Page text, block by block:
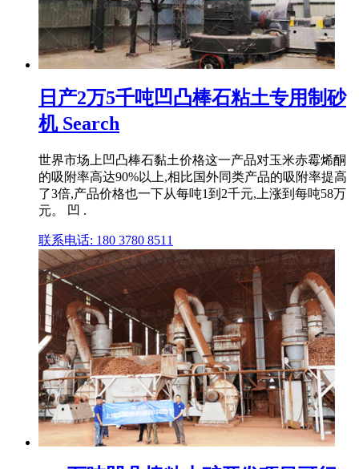
日产2万5千吨凹凸棒石粘土专用制砂
机 Search
世界市场上凹凸棒石黏土价格这一产品对玉米赤霉烯酮
的吸附率高达90%以上,相比国外同类产品的吸附率提高
了3倍,产品价格也一下从每吨1到2千元,上涨到每吨58万
元。 凹 .
联系电话: 180 3780 8511